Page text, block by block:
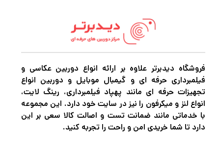
R5 در تکمیل دارایی های تصویربرداری، در عین
سری 5 EOS نیز آشنا به نظر می رسد. منظره یاب
الکترونیکی 0.5 اینچی 5.76 متری با وضوح بالا
نرخ تازه سازی واقعی 120 فریم در ثانیه را ارائه می
دهد در حالی که مانیتور LCD 3.2 اینچی لمسی
فروشگاه دیدبرتر علاوه بر ارائه انواع دوربین عکاسی و
فیلمبرداری حرفه ای و گیمبال موبایل و دوربین انواع
تجهیزات حرفه ای مانند پهپاد فیلمبرداری، رینگ لایت،
انواع لنز و میکرفون را نیز در سایت خود دارد. این مجموعه
با خدماتی مانند ضمانت تست و اصالت کالا سعی بر این
دارد تا شما خریدی امن و راحت را تجربه کنید.